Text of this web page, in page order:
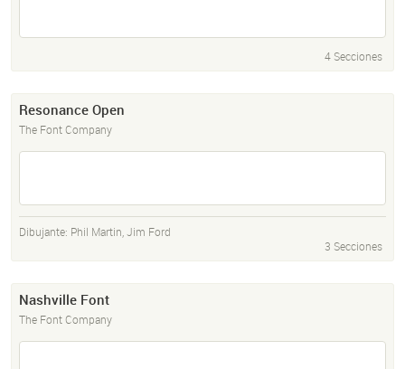
4 Secciones
Resonance Open
The Font Company
Dibujante: Phil Martin,Jim Ford
3 Secciones
Nashville Font
The Font Company